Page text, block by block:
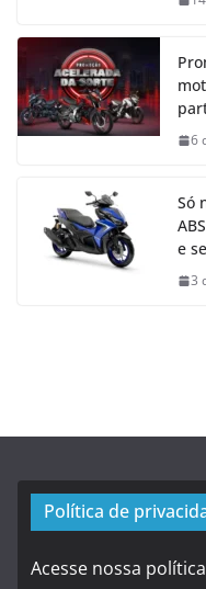
6
Só
e
3
Política de
Acesse nossa